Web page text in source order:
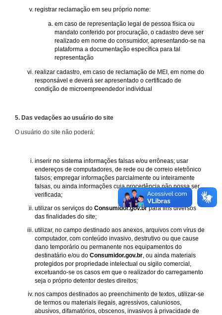
registrar reclamação em seu próprio nome:
em caso de representação legal de pessoa física ou
mandato conferido por procuração, o cadastro deve ser
realizado em nome do consumidor, apresentando-se na
plataforma a documentação específica para tal
representação
realizar cadastro, em caso de reclamação de MEI, em nome do
responsável e deverá ser apresentado o certificado de
condição de microempreendedor individual
5. Das vedações ao usuário do site
O usuário do site não poderá:
inserir no sistema informações falsas e/ou errôneas; usar
endereços de computadores, de rede ou de correio eletrônico
falsos; empregar informações parcialmente ou inteiramente
falsas, ou ainda informações cuja procedência não possa ser
verificada;
utilizar os serviços do Consumidor.gov.brpara fins diversos
das finalidades do site;
utilizar, no campo destinado aos anexos, arquivos com vírus de
computador, com conteúdo invasivo, destrutivo ou que cause
dano temporário ou permanente nos equipamentos do
destinatário e/ou do Consumidor.gov.br , ou ainda materiais
protegidos por propriedade intelectual ou sigilo comercial,
excetuando-se os casos em que o realizador do carregamento
seja o próprio detentor destes direitos;
nos campos destinados ao preenchimento de textos, utilizar-se
de termos ou materiais ilegais, agressivos, caluniosos,
abusivos, difamatórios, obscenos, invasivos à privacidade de